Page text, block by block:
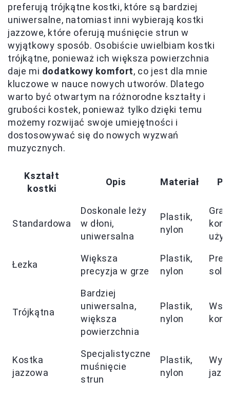
preferują trójkątne kostki, które są bardziej
uniwersalne, natomiast inni wybierają kostki
jazzowe, które oferują muśnięcie strun w
wyjątkowy sposób. Osobiście uwielbiam kostki
trójkątne, ponieważ ich większa powierzchnia
daje mi dodatkowy komfort, co jest dla mnie
kluczowe w nauce nowych utworów. Dlatego
warto być otwartym na różnorodne kształty i
grubości kostek, ponieważ tylko dzięki temu
możemy rozwijać swoje umiejętności i
dostosowywać się do nowych wyzwań
muzycznych.
Kształt
kostki
Opis Materiał
Standardowa
Doskonale leży
w dłoni,
uniwersalna
Plastik,
nylon
Gra
Łezka
Większa
precyzja w grze
Plastik,
nylon
Trójkątna
Bardziej
uniwersalna,
większa
powierzchnia
Plastik,
nylon
Kostka
jazzowa
Specjalistyczne
muśnięcie
strun
Plastik,
nylon
jazz